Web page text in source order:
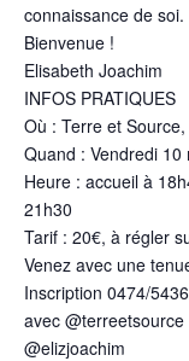
connaissance de soi.
Bienvenue !
Elisabeth Joachim
INFOS PRATIQUES
Où : Terre et
Quand : Vendredi 10
Heure : accueil à
21h30
Tarif : 20€, à régler
Venez avec une
Inscription 0474/
avec @terreetsource
@elizjoachim